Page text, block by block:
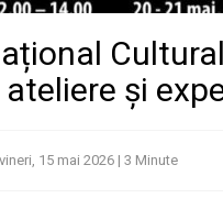
și
vineri, 15 mai 2026 | 3 Minute